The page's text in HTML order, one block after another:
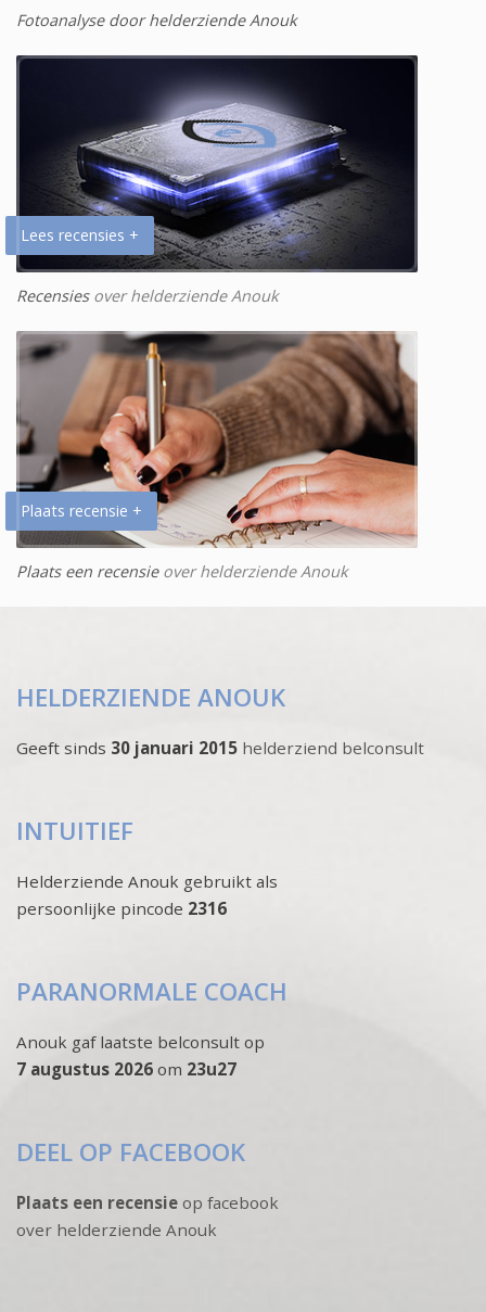
Fotoanalyse door helderziende Anouk
Lees recensies +
Recensiesover helderziende Anouk
Plaats recensie +
Plaats een recensieover helderziende Anouk
HELDERZIENDE ANOUK
Geeft sinds 30 januari 2015 helderziend belconsult
INTUITIEF
Helderziende Anouk gebruikt als
persoonlijke pincode 2316
PARANORMALE COACH
Anouk gaf laatste belconsult op
7 augustus 2026 om 23u27
DEEL OP FACEBOOK
Plaats een recensie op facebook
over helderziende Anouk